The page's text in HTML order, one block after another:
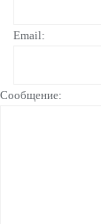
Email:
Сообщение: